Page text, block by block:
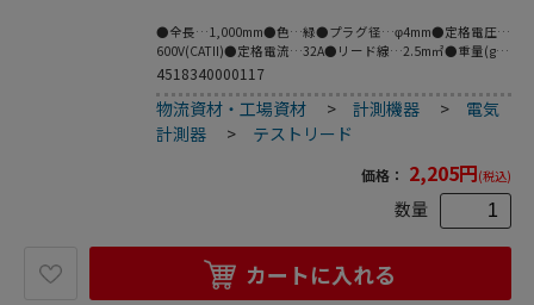
●全長…1,000mm●色…緑●プラグ径…φ4mm●定格電圧…
600V(CATII)●定格電流…32A●リード線…2.5m㎡●重量(g)
…64●プラグ材質…ニッケル●ケーブル材質…PVC●柔軟性
の接続に適しています。●両端にスタッキング可能な
φ4mmMULTILAMプラグ。●接触保護用の収納式スリーブ付
●※プラグとソケットの両方がMULTILAMの場合は接続でき
ません。●MULTILAM付（ばね形状の多面接触子付）●梱包
サイズ:136×126×29●梱包重量64g
4518340000117
物流資材・工場資材 >計測機器 > 電気
計測器
> テストリード
価格： 2,205円(税込)
数量
カートに入れる